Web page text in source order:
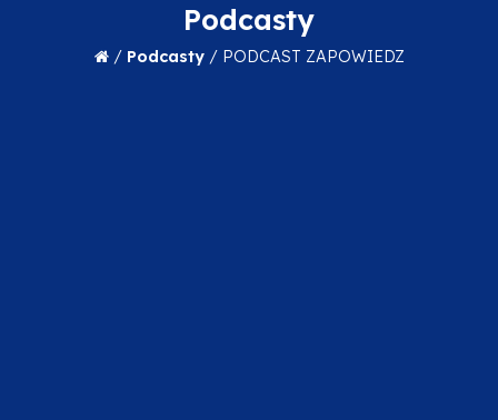
Podcasty
/ Podcasty/ PODCAST ZAPOWIEDZ